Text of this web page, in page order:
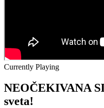
Currently Playing
NEOČEKIVANA
sveta!